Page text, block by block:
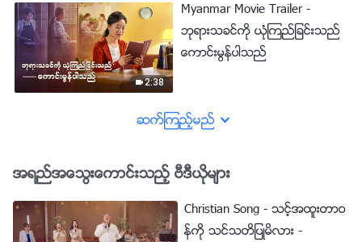
2:38
Myanmar Movie Trailer -
ဘုရားသခင္ကို ယုံၾကည္ျခင္းသည္
ေကာင္းမြန္ပါသည္
ဆက္ၾကည့္မည္
အရည္အေသြးေကာင္းသည့္ ဗီဒီယိုမ်ား
Christian Song - သင့္အထူးတာဝ
န္ကို သင္သတိျပဳမိလား -